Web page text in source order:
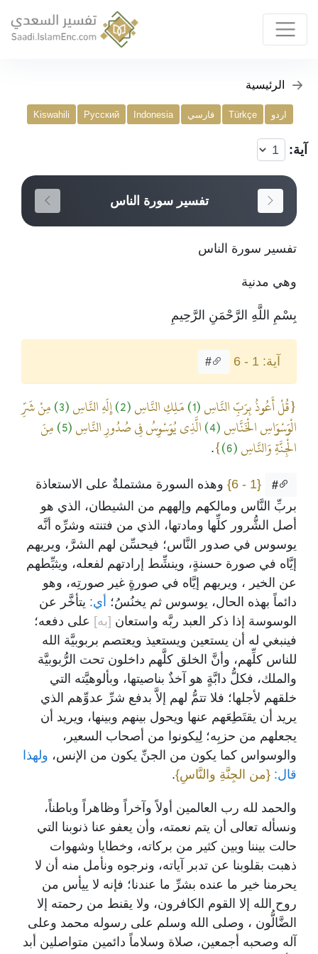
الرئيسية
اردو Türkçe فارسي Indonesia
Русский
Kiswahili
آية:
تفسير سورة الناس
تفسير سورة الناس
وهي مدنية
بِسْمِ اللَّهِ الرَّحْمَنِ الرَّحِيمِ
آية: 1 - 6 #
{قُلْ أَعُوذُ بِرَبِّ النَّاسِ(1) مَلِكِ النَّاسِ(2) إِلَهِ النَّاسِ(3) مِنْ شَرِّ
الْوَسْوَاسِ الْخَنَّاسِ(4) الَّذِي يُوَسْوِسُ فِي صُدُورِ النَّاسِ(5) مِنَ
الْجِنَّةِ وَالنَّاسِ(6)
}
.
#
{1 - 6}
وهذه السورة مشتملةٌ على الاستعاذة
بربِّ النَّاس ومالكهم وإلههم من الشيطان، الذي هو
أصل الشُّرور كلِّها ومادتها، الذي من فتنته وشرِّه أنَّه
يوسوس في صدور النَّاس؛ فيحسِّن لهم الشرَّ، ويريهم
إيَّاه في صورة حسنةٍ، وينشِّط إرادتهم لفعله، ويثبِّطهم
عن الخير ، ويريهم إيَّاه في صورةٍ غير صورتِه، وهو
دائماً بهذه الحال، يوسوس ثم يخنُسُ؛ أي: يتأخَّر عن
الوسوسة إذا ذكر العبد ربَّه واستعان [به] على دفعه؛
فينبغي له أن يستعين ويستعيذ ويعتصم بربوبيَّة الله
للناس كلِّهم، وأنَّ الخلق كلَّهم داخلون تحت الرُّبوبيَّة
والملك، فكلُّ دابَّةٍ هو آخذٌ بناصيتها، وبألوهيَّته التي
خلقهم لأجلها؛ فلا تتمُّ لهم إلاَّ بدفع شرِّ عدوِّهم الذي
يريد أن يقتَطِعَهم عنها ويحول بينهم وبينها، ويريد أن
يجعلهم من حزبِه؛ لِيكونوا من أصحاب السعير،
والوسواس كما يكون من الجنِّ يكون من الإنس، ولهذا
قال: {من الجِنَّةِ والنَّاسِ}.
والحمد لله رب العالمين أولاً وآخراً وظاهراً وباطناً،
ونسأله تعالى أن يتم نعمته، وأن يعفو عنا ذنوبنا التي
حالت بيننا وبين كثير من بركاته، وخطايا وشهوات
ذهبت بقلوبنا عن تدبر آياته، ونرجوه ونأمل منه أن لا
يحرمنا خير ما عنده بشرِّ ما عندنا؛ فإنه لا ييأس من
روح الله إلا القوم الكافرون، ولا يقنط من رحمته إلا
الضَّالُّون ، وصلى الله وسلم على رسوله محمد وعلى
آله وصحبه أجمعين، صلاة وسلاماً دائمين متواصلين أبد